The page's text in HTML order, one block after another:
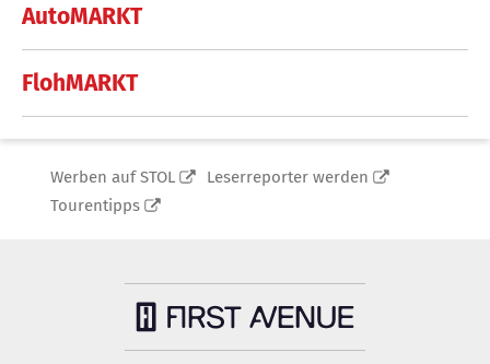
AutoMARKT
FlohMARKT
Werben auf STOL
Leserreporter werden
Tourentipps